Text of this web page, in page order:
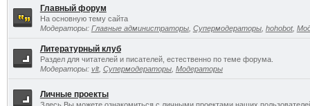
Главный форум
На основную тему сайта
Модераторы: Главные администраторы, Супермодераторы, hohobot,
Литературный клуб
Раздел для читателей и писателей, естественно по теме форума.
Модераторы: vlt, Супермодераторы, Модераторы
Личные проекты